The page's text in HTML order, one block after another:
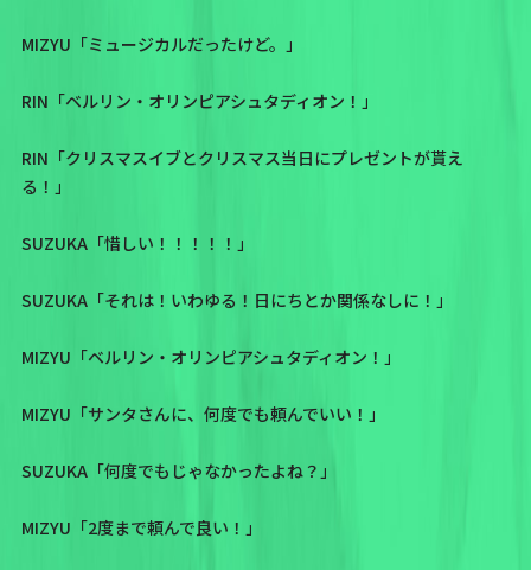
MIZYU「ミュージカルだったけど。」
RIN「ベルリン・オリンピアシュタディオン！」
RIN「クリスマスイブとクリスマス当日にプレゼントが貰え
る！」
SUZUKA「惜しい！！！！！」
SUZUKA「それは！いわゆる！日にちとか関係なしに！」
MIZYU「ベルリン・オリンピアシュタディオン！」
MIZYU「サンタさんに、何度でも頼んでいい！」
SUZUKA「何度でもじゃなかったよね？」
MIZYU「2度まで頼んで良い！」